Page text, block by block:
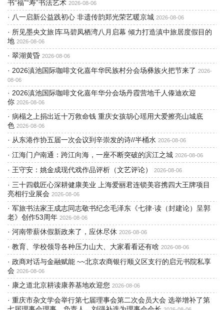
书“福”“寿”书法艺术 2026-08-06
· 八一启新公益践初心 非遗传韵郑光荣艺暖京城 2026-08-06
· 所见墨央文旅∣车马碧凤栖湾八月启幕 倾力打造滇中旅居度假目的
地 2026-08-06
· 翠湖黄昏 2026-08-06
· 2026滇池国际咖啡文化嘉年华民族村分会场彝族火把节来了 2026-
08-06
· 2026滇池国际咖啡文化嘉年华分会场丹霞营地千人傣迪欢迎
你 2026-08-06
· 病榻之上捐出近十万救命钱 重庆女孩胡心瑶用大爱擦亮山城底
色 2026-08-06
· 从东港作协五届一次会议到辛崇发的诗//半桶水 2026-08-06
· 江海门户南通：跨江向海，一座不断突破的滨江之城 2026-08-06
· 王守安：姚金成现代戏作品评析（文艺评论） 2026-08-06
· 三十四载匠心深耕健康美业 上海爱丽君连锁美容携四大王牌项目
亮相行业展会 2026-08-06
· 军旅书法家王成志同志敬书纪念毛泽东《七律·读（封建论）呈郭
老》创作53周年 2026-08-06
· 河南带薪休假新政来了，应休尽休 2026-08-06
· 教育、学校领导各种压力山大、大家看看还有啥 2026-08-06
· 政商对话与金融赋能 ~~北京农商银行顺义区支行的启元书院私享
会 2026-08-06
· 康之道北京耕读康养基地欢迎您 2026-08-06
· 重庆市杂文学会举行第七届理事会第二次会员大会 选举增补了第